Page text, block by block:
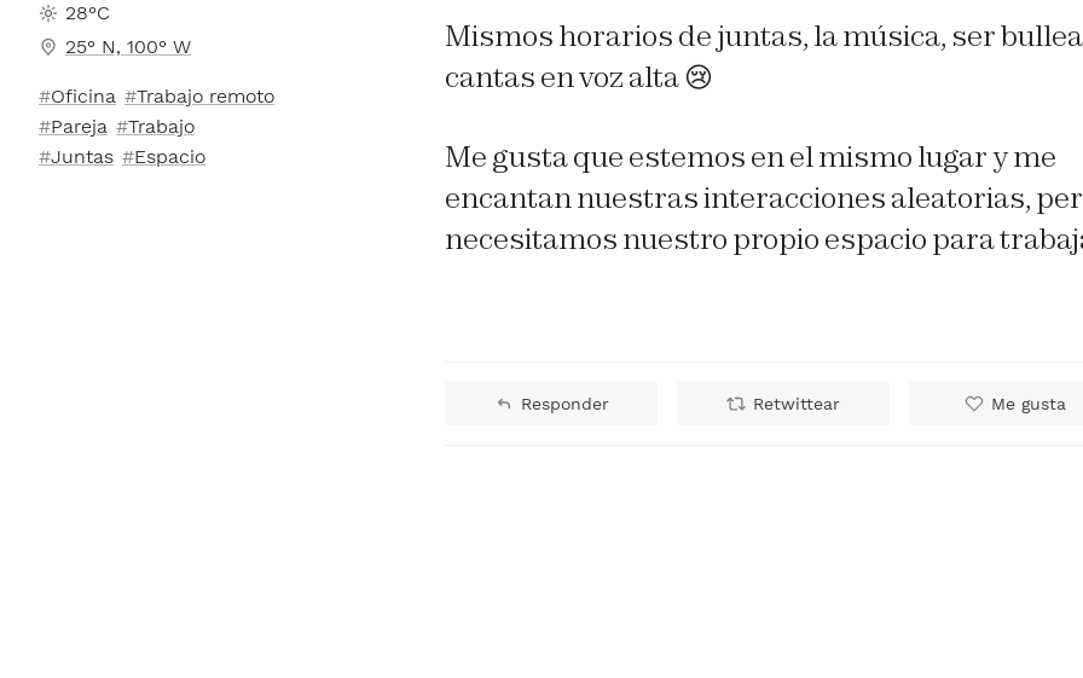
Mismos horarios de juntas, la música, ser
cantas en voz alta 😢
Me gusta que estemos en el mismo lugar y me
encantan nuestras interacciones aleatorias,
necesitamos nuestro propio espacio para
28°C
25° N, 100° W
Oficina
Trabajo remoto
Pareja
Trabajo
Juntas
Espacio
Responder Retwittear Me gusta